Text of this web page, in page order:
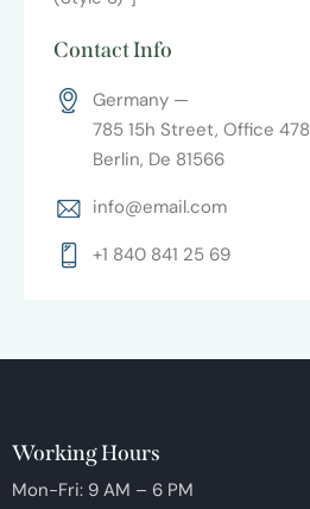
Contact Info
Germany —
785 15h Street, Office 478
Berlin, De 81566
info@email.com
+1 840 841 25 69
Working Hours
Mon-Fri: 9 AM – 6 PM